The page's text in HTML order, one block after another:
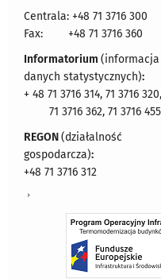
Centrala: +48 71 3716 300
Fax:
+48 71 3716 360
Informatorium
danych statystycznych):
+ 48 71 3716 314, 71 3716 320,
71 3716 362, 71 3716 455
REGON(działalność
gospodarcza):
+48 71 3716 312